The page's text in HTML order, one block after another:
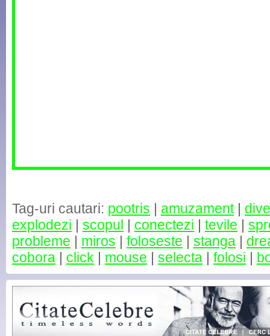
Tag-uri cautari: pootris | amuzament|
explodezi | scopul | conectezi | tevile |
probleme | miros | foloseste | stanga |
cobora | click | mouse | selecta | folosi |